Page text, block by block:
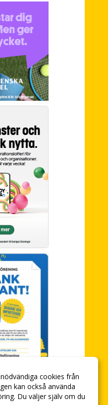
cookies från
kan också använda
Du väljer själv om du